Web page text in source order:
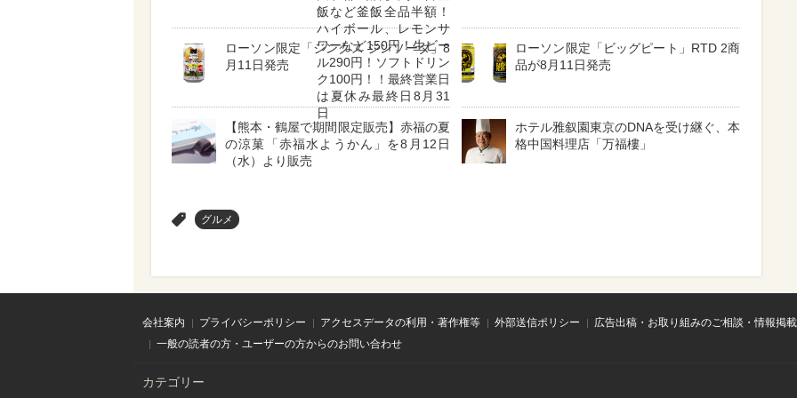
飯など釜飯全品半額！
ハイボール、レモンサ
ワーなど150円！生ビー
ル290円！ソフトドリン
ク100円！！最終営業日
は夏休み最終日8月31
日
ローソン限定「ジンクス ジンソーダ」8
月11日発売
ローソン限定「ビッグピート」RTD 2商
品が8月11日発売
【熊本・鶴屋で期間限定販売】赤福の夏
の涼菓「赤福水ようかん」を8月12日
（水）より販売
ホテル雅叙園東京のDNAを受け継ぐ、本
格中国料理店「万福樓」
グルメ
会社案内 プライバシーポリシー アクセスデータの利用・著作権等 外部送信ポリシー
広告出稿・お取り組みのご相談・情報掲
一般の読者の方・ユーザーの方からのお問い合わせ
カテゴリー